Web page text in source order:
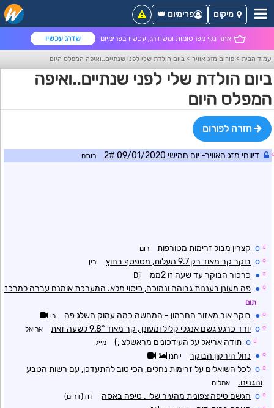
אתר נקי מפרסומות ומשודרג, עכשיו בפרימיום שדרג עכשיו
מיקום פרימיום 👑
עמוד הבית > פורום מזג אוויר > ביום הולדת שלי לפני שנתיים..ואיפה המפלס היום
ביום הולדת שלי לפני שנתיים..ואיפה
המפלס היום
חזרה לפורום
דיווחי מזג האוויר- יום חמישי 09/01/2020 2# רותם
☼
o קצרין מבול זרימות מטורפות רום
☼
o בוקר קר מאוד רק 9.7 מעלות, מטפטף בחוץ ירין
☼
● כרכור הבוקר עד שעה זו 2ממ Dji
☼
● פה מעונן בעננות גבוהה ונמוכה, כיסוי מלא. המערכת אומנם עברה למרכז
תום
☼
● בוקר אור מאזור החרמון - המחשה כמה עמוק השלג פה בן
☼
o יורד כרגע גשם אנגלי קליל ומעונן , קר מאוד 9.8° לשעה זאת אריאל
☼
o תודה אריאל על העידכונים מראשלצ ;) מייק
☼
● נחל הירקון הבוקר יוחנן
☼
o לכל השואלים על זרימות נחלים, הכי טוב להתעדכן, עם רשות הטבע
והגנים.
אמליה
☼
o הגשם טיפה צפונית מהעיר שלי . טיפה באסה דוד(דרום)